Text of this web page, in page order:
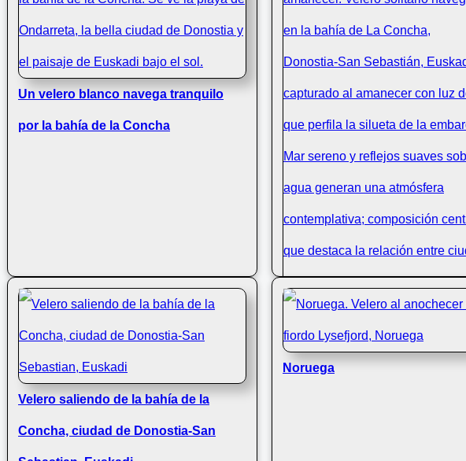
Velero frente a La Concha, vista
desde el mar
Un velero blanco navega tranquilo
por la bahía de la Concha
Velero solitario en La Concha al
Velero saliendo de la bahía de la
Concha, ciudad de Donostia-San
Noruega